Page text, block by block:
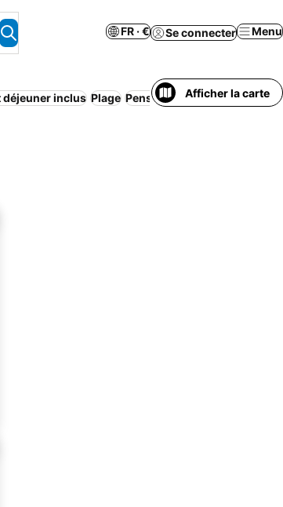
FR · € Se connecter Menu
déjeuner inclus Plage Pension complèteAfficher la carte
à mes favoris
à mes favoris